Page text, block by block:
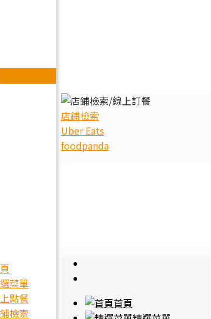
菜單
點餐
檢索
店鋪檢索
Uber Eats
foodpanda
首頁